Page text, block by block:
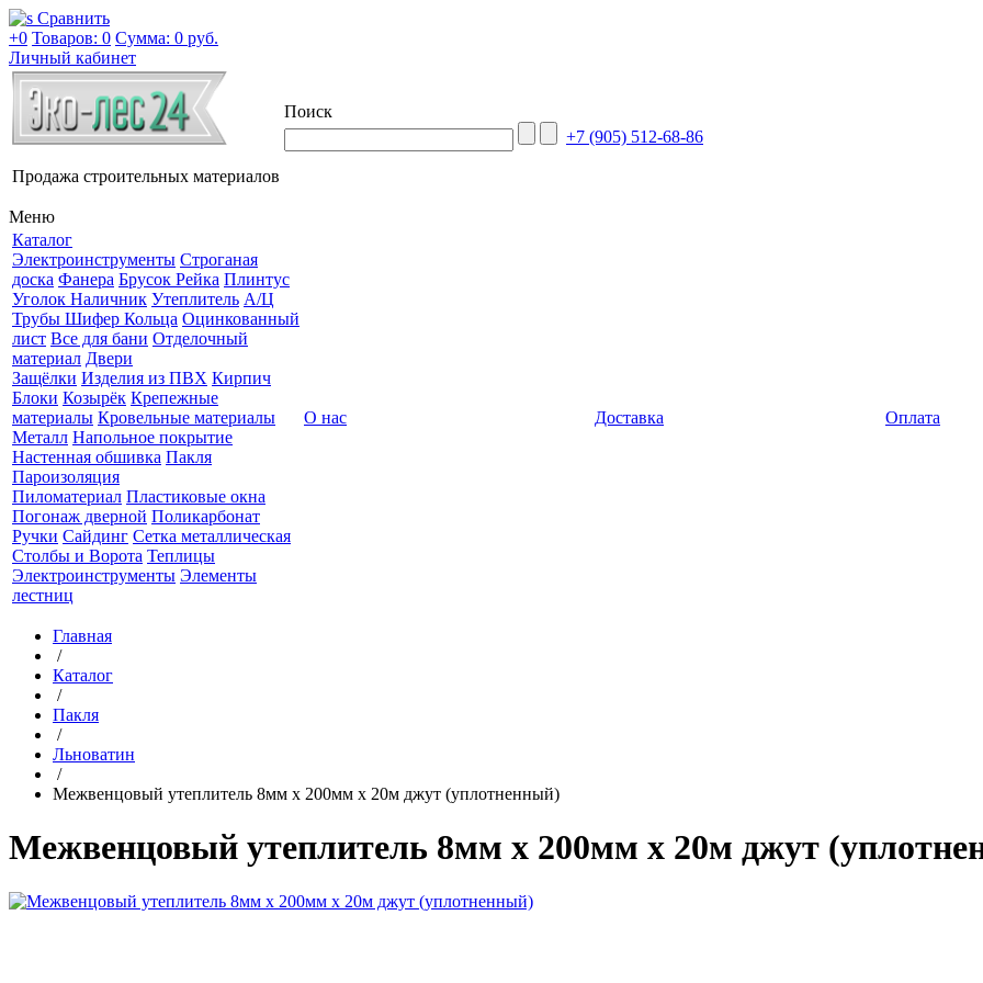
Сравнить
+0 Товаров: 0 Сумма: 0 руб.
Личный кабинет
Продажа строительных материалов
Поиск
+7 (905) 512-68-86
Меню
Каталог
Электроинструменты Строганая
доска Фанера Брусок Рейка Плинтус
Уголок Наличник Утеплитель А/Ц
Трубы Шифер Кольца Оцинкованный
лист Все для бани Отделочный
материал Двери
Защёлки Изделия из ПВХ Кирпич
Блоки Козырёк Крепежные
материалы Кровельные материалы
Металл Напольное покрытие
Настенная обшивка Пакля
Пароизоляция
Пиломатериал Пластиковые окна
Погонаж дверной Поликарбонат
Ручки Сайдинг Сетка металлическая
Столбы и Ворота Теплицы
Электроинструменты Элементы
лестниц
О нас Доставка Оплата
Главная
/
Каталог
/
Пакля
/
Льноватин
/
Межвенцовый утеплитель 8мм х 200мм х 20м джут (уплотненный)
Межвенцовый утеплитель 8мм х 200мм х 20м джут